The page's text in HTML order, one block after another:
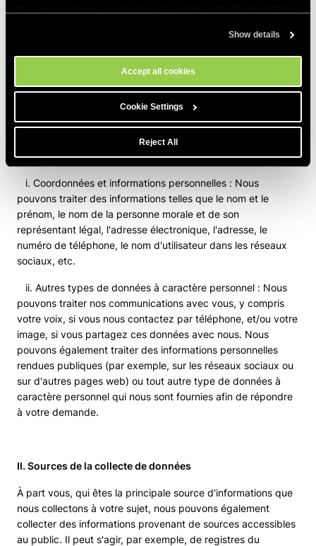
Show details
Accept all cookies
Cookie Settings
Reject All
a. Définition : Les personnes qui ne relèvent pas des
affiliés potentiels, les tiers, les parties à des litiges
sociaux,y compris celles qui communiquent avec nous sur
nos réseaux sociaux, etc.
b. Types de données à caractère personnel :
i. Coordonnées et informations personnelles : Nous
pouvons traiter des informations telles que le nom et le
prénom, le nom de la personne morale et de son
représentant légal, l'adresse électronique, l'adresse, le
numéro de téléphone, le nom d'utilisateur dans les réseaux
sociaux, etc.
ii. Autres types de données à caractère personnel : Nous
pouvons traiter nos communications avec vous, y compris
votre voix, si vous nous contactez par téléphone, et/ou votre
image, si vous partagez ces données avec nous. Nous
pouvons également traiter des informations personnelles
rendues publiques (par exemple, sur les réseaux sociaux ou
sur d'autres pages web) ou tout autre type de données à
caractère personnel qui nous sont fournies afin de répondre
à votre demande.
II. Sources de la collecte de données
À part vous, qui êtes la principale source d'informations que
nous collectons à votre sujet, nous pouvons également
collecter des informations provenant de sources accessibles
au public. Il peut s'agir, par exemple, de registres du